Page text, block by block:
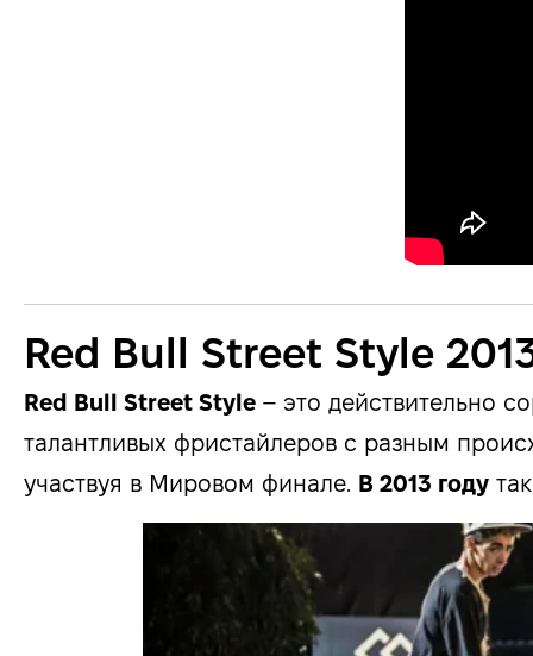
Red Bull Street Style
Red Bull Street Style – это действительно
талантливых фристайлеров с разным
участвуя в Мировом финале. В 2013 году